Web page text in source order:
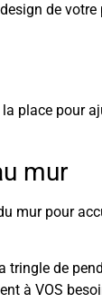
de
place pour
mur
mur pour
tringle de
à VOS